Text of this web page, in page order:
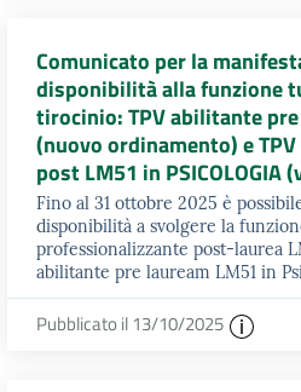
Comunicato per la
disponibilità alla funzione
tirocinio: TPV abilitante pre
(nuovo ordinamento) e
post LM51 in PSICOLOGIA
Fino al 31 ottobre 2025 è
disponibilità a svolgere la
professionalizzante post-laurea
abilitante pre lauream LM51 in
Pubblicato il 13/10/2025